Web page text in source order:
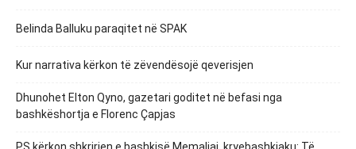
Belinda Balluku paraqitet në SPAK
Kur narrativa kërkon të zëvendësojë qeverisjen
Dhunohet Elton Qyno, gazetari goditet në befasi nga
bashkëshortja e Florenc Çapjas